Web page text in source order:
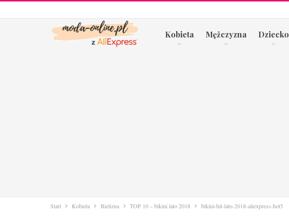
Kobieta Mężczyzna Dziecko
Start Kobieta Bielizna TOP 10 – bikini lato 2018 bikini-hit-lato-2018-aliexpress-hot5